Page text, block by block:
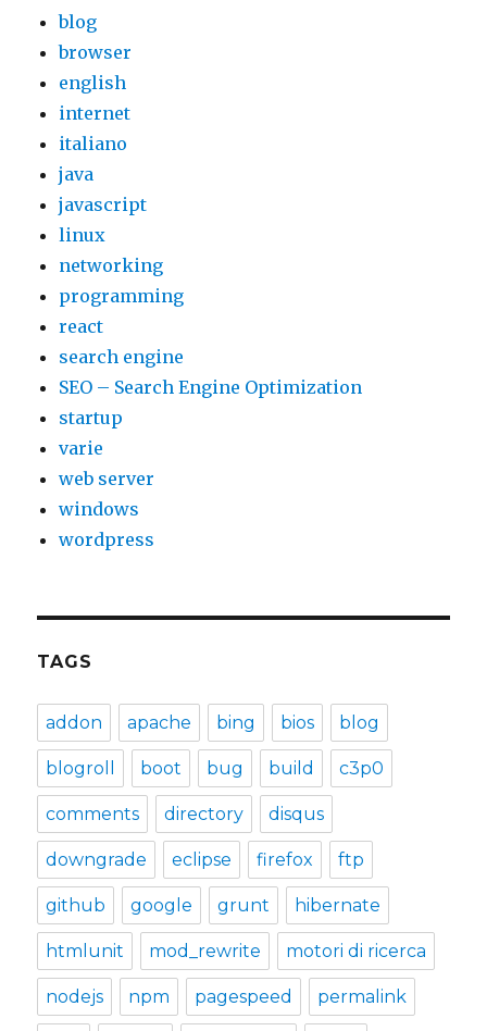
blog
browser
english
internet
italiano
java
javascript
linux
networking
programming
react
search engine
SEO – Search Engine Optimization
startup
varie
web server
windows
wordpress
TAGS
addon apache bing bios blog
blogroll boot bug build c3p0
comments directory disqus
downgrade eclipse firefox ftp
github google grunt hibernate
htmlunit mod_rewrite motori di ricerca
nodejs npm pagespeed permalink